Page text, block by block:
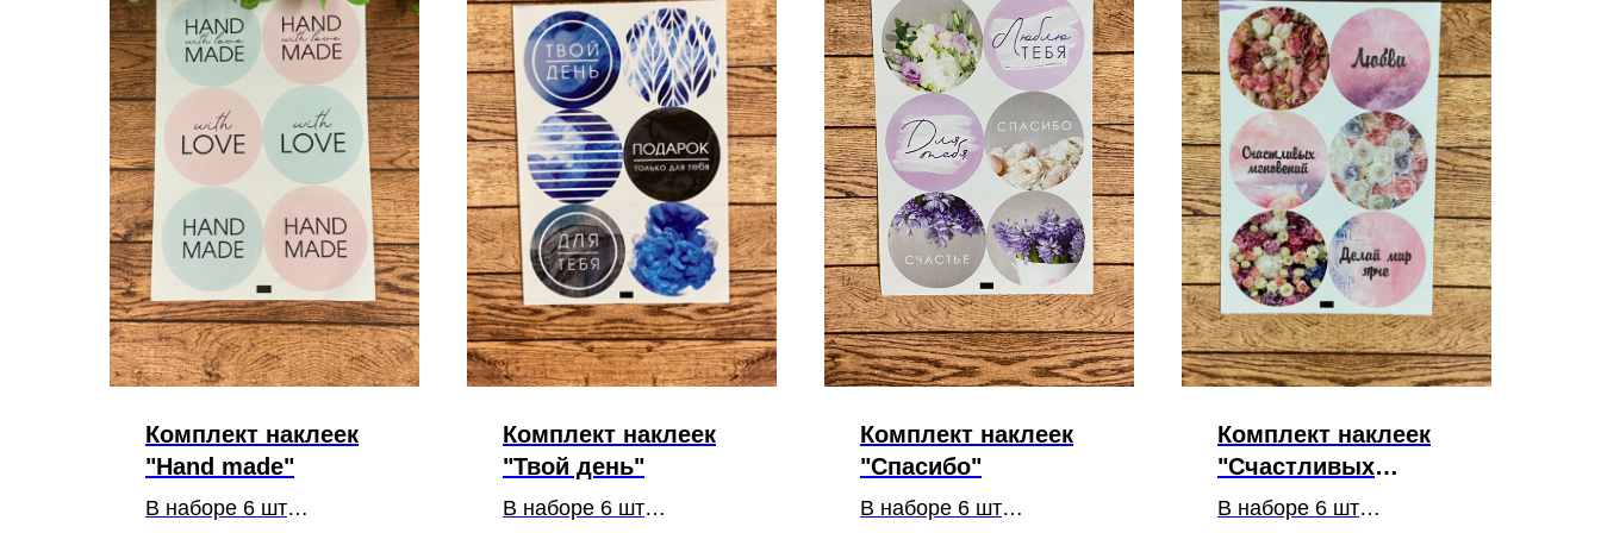
Комплект наклеек
"Hand made"
В наборе 6 шт
Комплект наклеек
"Твой день"
В наборе 6 шт
Комплект наклеек
"Спасибо"
В наборе 6 шт
Комплект наклеек
"Счастливых
мгновений"
В наборе 6 шт